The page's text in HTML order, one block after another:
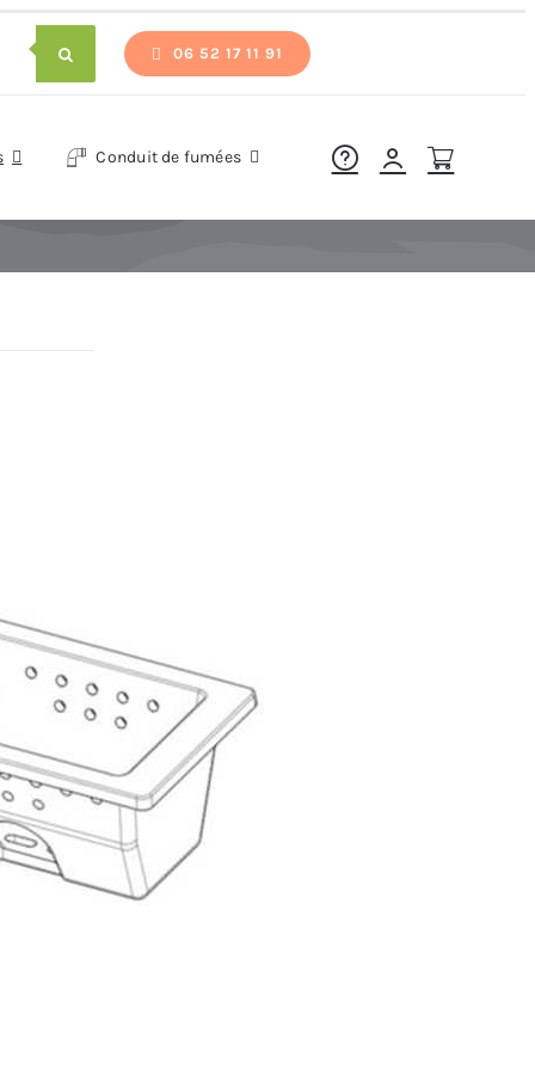
06 52 17 11 91
Conduit de fumées